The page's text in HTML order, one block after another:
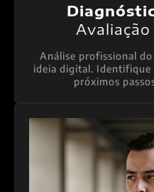
Análise profissional
ideia digital. Identifique
próximos